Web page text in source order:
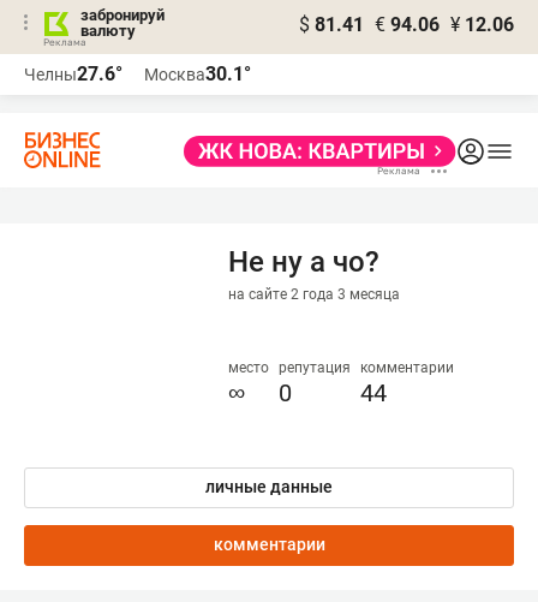
забронируй
валюту
$ 81.41 € 94.06 ¥ 12.06
Челны27.6° Москва30.1°
Не ну а чо?
на сайте 2 года 3 месяца
место
∞
репутация
0
комментарии
44
личные данные
комментарии